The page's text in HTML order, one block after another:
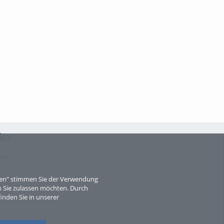
stimmen Sie der Verwendung
zulassen möchten. Durch
Sie in unserer